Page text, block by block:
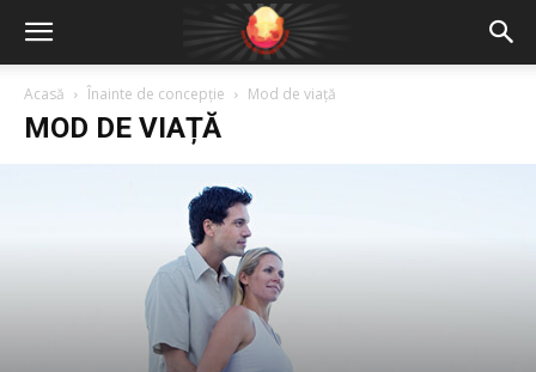
Acasă Înainte de concepție Mod de viață
MOD DE VIAȚĂ